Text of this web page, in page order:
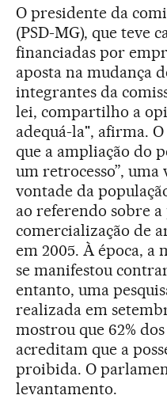
O presidente da
(PSD-MG), que teve
financiadas por
aposta na mudança
integrantes da
lei, compartilho a
adequá-la", afirma.
que a ampliação do
um retrocesso”, uma
vontade da
ao referendo sobre
comercialização de
em 2005. À época, a
se manifestou
entanto, uma
realizada em
mostrou que 62%
acreditam que a
proibida. O
levantamento.